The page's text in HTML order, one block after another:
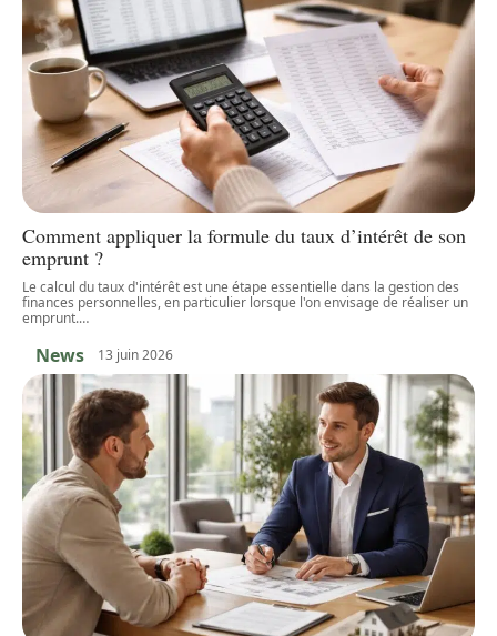
Comment appliquer la formule du taux d’intérêt de son
emprunt ?
Le calcul du taux d'intérêt est une étape essentielle dans la gestion des
finances personnelles, en particulier lorsque l'on envisage de réaliser un
emprunt.…
News 13 juin 2026